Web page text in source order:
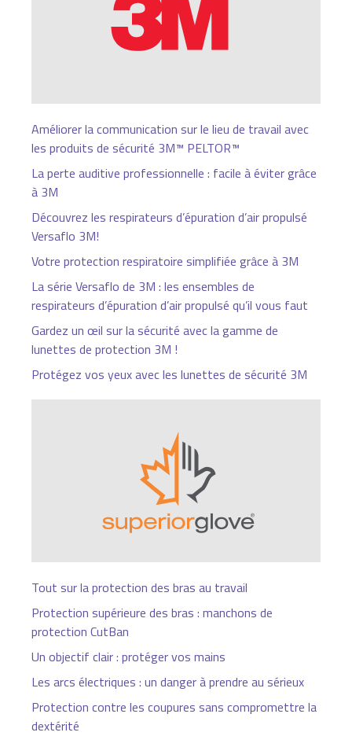
Améliorer la communication sur le lieu de travail avec
les produits de sécurité 3M™ PELTOR™
La perte auditive professionnelle : facile à éviter grâce
à 3M
Découvrez les respirateurs d’épuration d’air propulsé
Versaflo 3M!
Votre protection respiratoire simplifiée grâce à 3M
La série Versaflo de 3M : les ensembles de
respirateurs d’épuration d’air propulsé qu’il vous faut
Gardez un œil sur la sécurité avec la gamme de
lunettes de protection 3M !
Protégez vos yeux avec les lunettes de sécurité 3M
Tout sur la protection des bras au travail
Protection supérieure des bras : manchons de
protection CutBan
Un objectif clair : protéger vos mains
Les arcs électriques : un danger à prendre au sérieux
Protection contre les coupures sans compromettre la
dextérité